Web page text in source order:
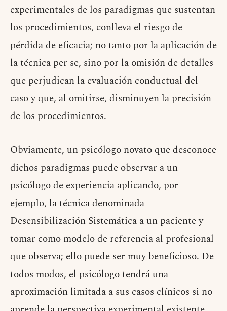
experimentales de los paradigmas que sustentan
los procedimientos, conlleva el riesgo de
pérdida de eficacia; no tanto por la aplicación de
la técnica per se, sino por la omisión de detalles
que perjudican la evaluación conductual del
caso y que, al omitirse, disminuyen la precisión
de los procedimientos.
Obviamente, un psicólogo novato que desconoce
dichos paradigmas puede observar a un
psicólogo de experiencia aplicando, por
ejemplo, la técnica denominada
Desensibilización Sistemática a un paciente y
tomar como modelo de referencia al profesional
que observa; ello puede ser muy beneficioso. De
todos modos, el psicólogo tendrá una
aproximación limitada a sus casos clínicos si no